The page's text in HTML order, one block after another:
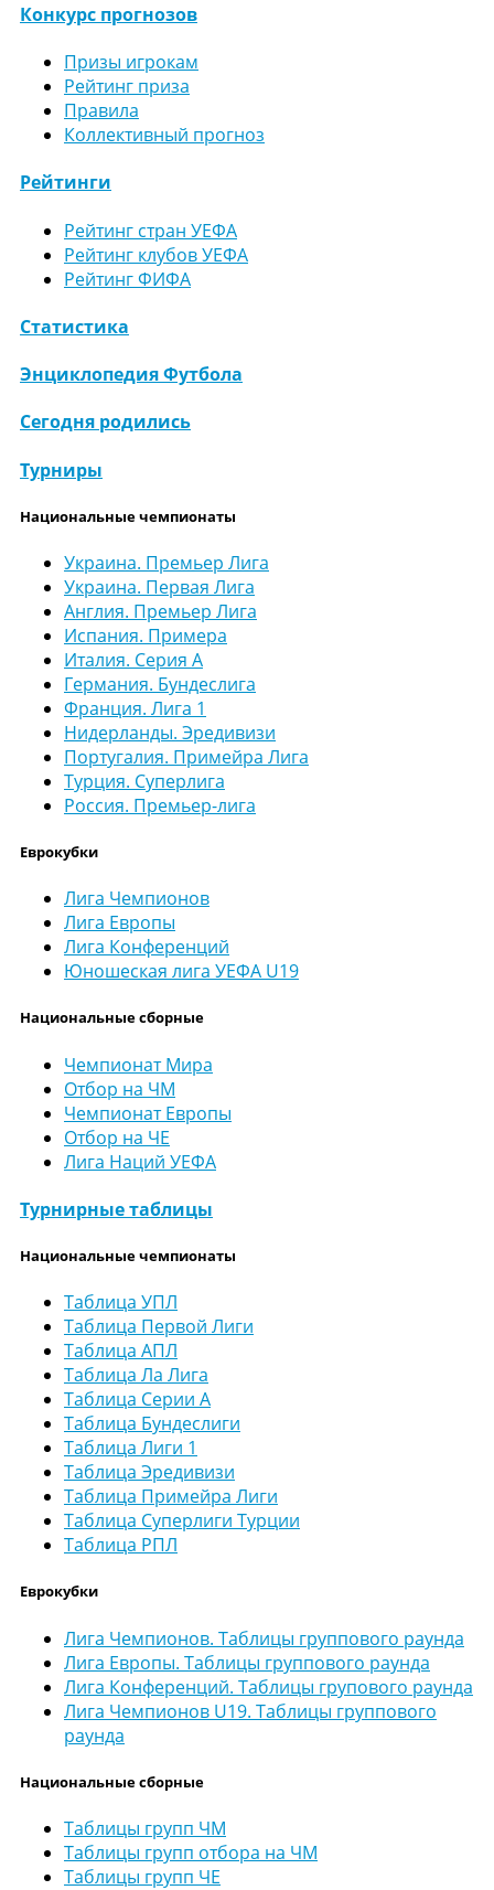
Конкурс прогнозов
Призы игрокам
Рейтинг приза
Правила
Коллективный прогноз
Рейтинги
Рейтинг стран УЕФА
Рейтинг клубов УЕФА
Рейтинг ФИФА
Статистика
Энциклопедия Футбола
Сегодня родились
Турниры
Национальные чемпионаты
Украина. Премьер Лига
Украина. Первая Лига
Англия. Премьер Лига
Испания. Примера
Италия. Серия А
Германия. Бундеслига
Франция. Лига 1
Нидерланды. Эредивизи
Португалия. Примейра Лига
Турция. Суперлига
Россия. Премьер-лига
Еврокубки
Лига Чемпионов
Лига Европы
Лига Конференций
Юношеская лига УЕФА U19
Национальные сборные
Чемпионат Мира
Отбор на ЧМ
Чемпионат Европы
Отбор на ЧЕ
Лига Наций УЕФА
Турнирные таблицы
Национальные чемпионаты
Таблица УПЛ
Таблица Первой Лиги
Таблица АПЛ
Таблица Ла Лига
Таблица Серии А
Таблица Бундеслиги
Таблица Лиги 1
Таблица Эредивизи
Таблица Примейра Лиги
Таблица Суперлиги Турции
Таблица РПЛ
Еврокубки
Лига Чемпионов. Таблицы группового раунда
Лига Европы. Таблицы группового раунда
Лига Конференций. Таблицы групового раунда
Лига Чемпионов U19. Таблицы группового
раунда
Национальные сборные
Таблицы групп ЧМ
Таблицы групп отбора на ЧМ
Таблицы групп ЧЕ